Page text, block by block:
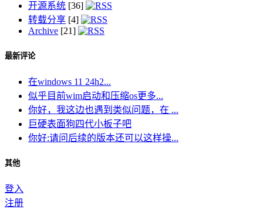
开源系统 [36]
转载分享 [4]
Archive [21]
最新评论
在windows 11 24h2...
似乎目前wim启动和压缩os更多...
你好，我这边也遇到类似问题，在 ...
巨硬表面狗四代小板子吧
你好:请问后续的版本还可以这样操...
其他
登入
注册